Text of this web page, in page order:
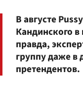
В августе
Кандинского
правда,
группу даже в
претендентов.